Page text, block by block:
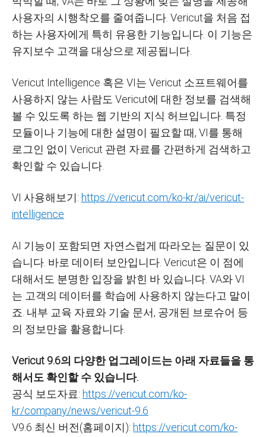
사용자의 시행착오를 줄여줍니다. Vericut을 처음 접
하는 사용자에게 특히 유용한 기능입니다. 이 기능은
유지보수 고객을 대상으로 제공됩니다.
Vericut Intelligence 혹은 VI는 Vericut 소프트웨어를
사용하지 않는 사람도 Vericut에 대한 정보를 검색해
볼 수 있도록 하는 웹 기반의 지식 허브입니다. 특정
모듈이나 기능에 대한 설명이 필요할 때, VI를 통해
로그인 없이 Vericut 관련 자료를 간편하게 검색하고
확인할 수 있습니다.
VI 사용해보기: https://vericut.com/ko-kr/ai/vericut-
intelligence
AI 기능이 포함되면 자연스럽게 따라오는 질문이 있
습니다. 바로 데이터 보안입니다. Vericut은 이 점에
대해서도 분명한 입장을 밝힌 바 있습니다. VA와 VI
는 고객의 데이터를 학습에 사용하지 않는다고 말이
죠. 내부 교육 자료와 기술 문서, 공개된 브로슈어 등
의 정보만을 활용합니다.
Vericut 9.6의 다양한 업그레이드는 아래 자료들을 통
해서도 확인할 수 있습니다.
공식 보도자료: https://vericut.com/ko-
kr/company/news/vericut-9.6
V9.6 최신 버전(홈페이지): https://vericut.com/ko-